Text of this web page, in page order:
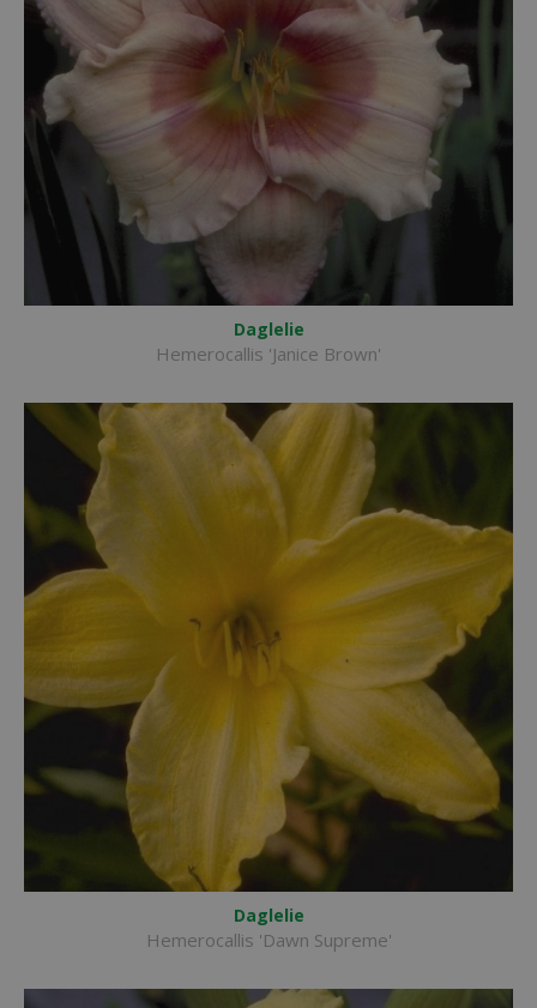
Daglelie
Hemerocallis 'Janice Brown'
Daglelie
Hemerocallis 'Dawn Supreme'